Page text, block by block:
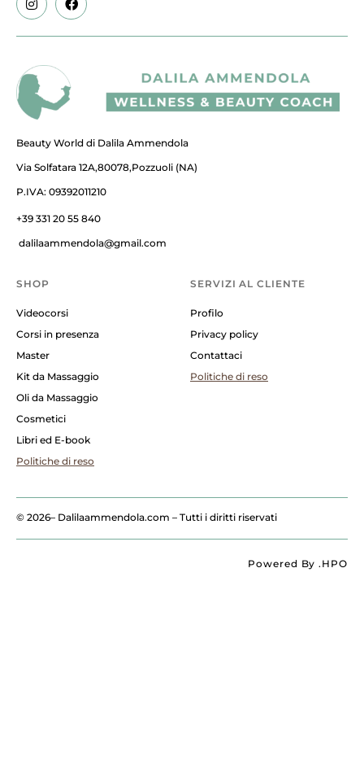
Beauty World di Dalila Ammendola
Via Solfatara 12A,80078,Pozzuoli (NA)
P.IVA: 09392011210
+39 331 20 55 840
dalilaammendola@gmail.com
SHOP
Videocorsi
Corsi in presenza
Master
Kit da Massaggio
Oli da Massaggio
Cosmetici
Libri ed E-book
Politiche di reso
SERVIZI AL CLIENTE
Profilo
Privacy policy
Contattaci
Politiche di reso
© 2026– Dalilaammendola.com – Tutti i diritti riservati
Powered By.HPO